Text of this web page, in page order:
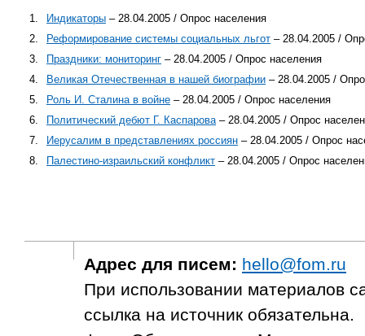
1. Индикаторы – 28.04.2005 / Опрос населения
2.
Реформирование системы социальных льгот – 28.04.2005 /
3.
Праздники: мониторинг – 28.04.2005 / Опрос населения
4.
Великая Отечественная в нашей биографии – 28.04.2005 /
5.
Роль И. Сталина в войне – 28.04.2005 / Опрос населения
6.
Политический дебют Г. Каспарова – 28.04.2005 / Опрос
7.
Иерусалим в представлениях россиян – 28.04.2005 / Опрос
8.
Палестино-израильский конфликт – 28.04.2005 / Опрос
Адрес для писем: hello@fom.ru
При использовании материалов
ссылка на источник обязательна.